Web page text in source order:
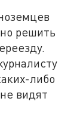
решить
либо
видят